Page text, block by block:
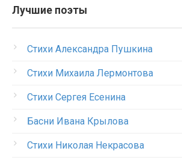
Лучшие поэты
Стихи Александра Пушкина
Стихи Михаила Лермонтова
Стихи Сергея Есенина
Басни Ивана Крылова
Стихи Николая Некрасова